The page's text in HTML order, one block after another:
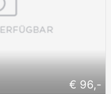
€ 96,-